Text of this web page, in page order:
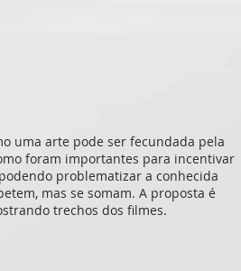
uma arte pode ser fecundada pela
foram importantes para incentivar
problematizar a conhecida
mas se somam. A proposta é
trechos dos filmes.